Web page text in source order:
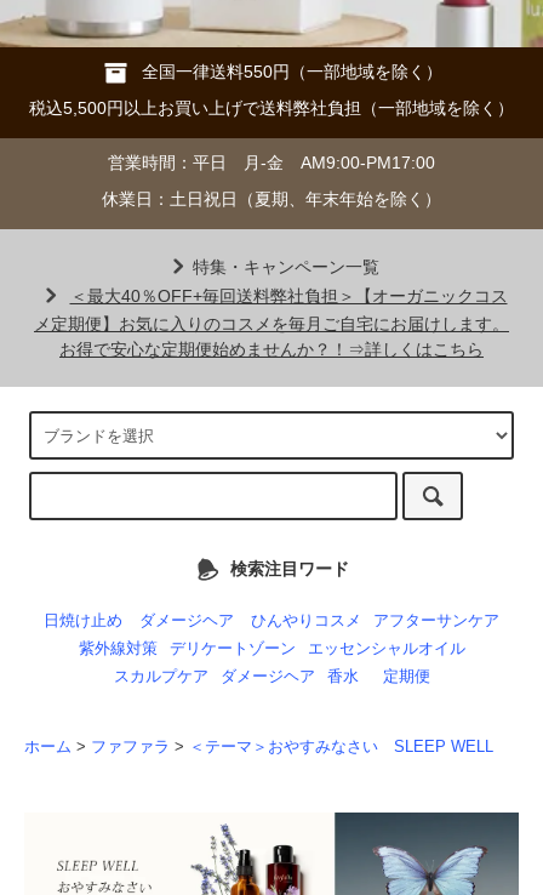
全国一律送料550円（一部地域を除く）
税込5,500円以上お買い上げで送料弊社負担（一部地域を除く）
営業時間：平日 月-金 AM9:00-PM17:00
休業日：土日祝日（夏期、年末年始を除く）
特集・キャンペーン一覧
＜最大40％OFF+毎回送料弊社負担＞【オーガニックコス
メ定期便】お気に入りのコスメを毎月ご自宅にお届けします。
お得で安心な定期便始めませんか？！⇒詳しくはこちら
検索注目ワード
日焼け止め ダメージヘア ひんやりコスメ
アフターサンケア
紫外線対策
デリケートゾーン
エッセンシャルオイル
スカルプケア
ダメージヘア 香水 定期便
ホーム > ファファラ > ＜テーマ＞おやすみなさい SLEEP WELL